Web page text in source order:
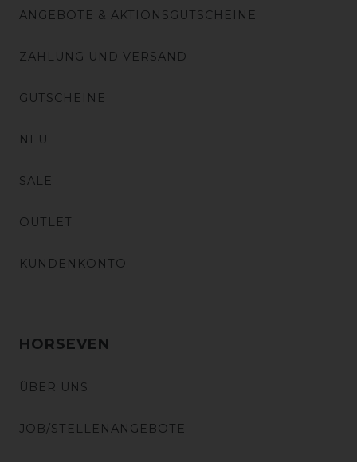
ANGEBOTE & AKTIONSGUTSCHEINE
ZAHLUNG UND VERSAND
GUTSCHEINE
NEU
SALE
OUTLET
KUNDENKONTO
HORSEVEN
ÜBER UNS
JOB/STELLENANGEBOTE